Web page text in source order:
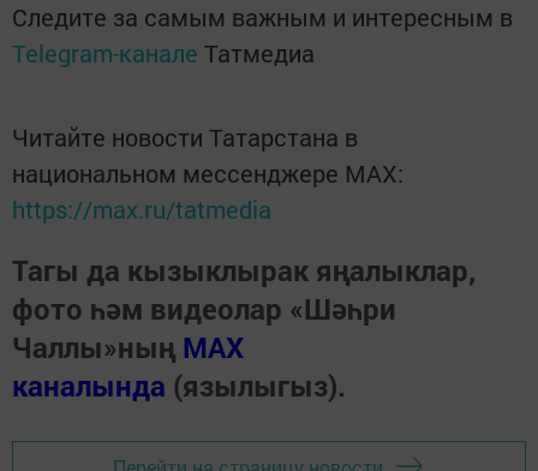
Следите за самым важным и интересным в
Telegram-канале Татмедиа
Читайте новости Татарстана в
национальном мессенджере MАХ:
https://max.ru/tatmedia
Тагы да кызыклырак яңалыклар,
фото һәм видеолар «Шәһри
Чаллы»ның MAX
каналында (язылыгыз).